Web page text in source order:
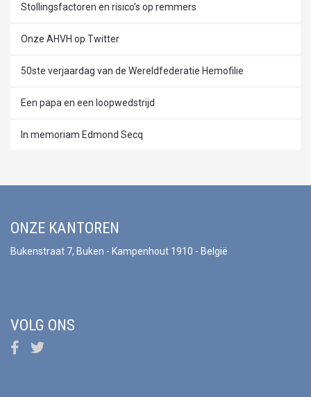
Stollingsfactoren en risico's op remmers
Onze AHVH op Twitter
50ste verjaardag van de Wereldfederatie Hemofilie
Een papa en een loopwedstrijd
In memoriam Edmond Secq
ONZE KANTOREN
Bukenstraat 7, Buken - Kampenhout 1910 - België
VOLG ONS